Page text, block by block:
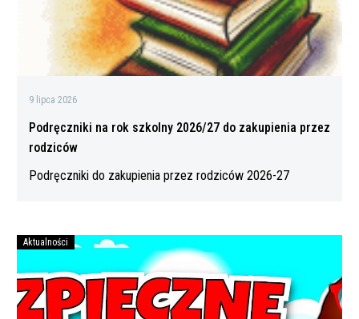
przez
rodziców
9 lipca 2026
Podręczniki na rok szkolny 2026/27 do zakupienia przez
rodziców
Podręczniki do zakupienia przez rodziców 2026-27
Bezpiecznych
wakacji
Aktualności